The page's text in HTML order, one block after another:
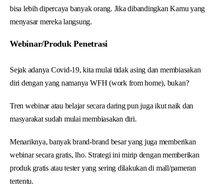
bisa lebih dipercaya banyak orang. Jika dibandingkan Kamu yang
menyasar mereka langsung.
Webinar/Produk Penetrasi
Sejak adanya Covid-19, kita mulai tidak asing dan membiasakan
diri dengan yang namanya WFH (work from home), bukan?
Tren webinar atau belajar secara daring pun juga ikut naik dan
masyarakat sudah mulai membiasakan diri.
Menariknya, banyak brand-brand besar yang juga memberikan
webinar secara gratis, lho. Strategi ini mirip dengan memberikan
produk gratis atau tester yang sering dilakukan di mall/pameran
tertentu.